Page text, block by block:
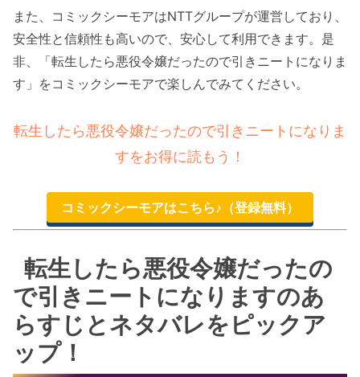
また、コミックシーモアはNTTグループが運営しており、
安全性と信頼性も高いので、安心して利用できます。是
非、「転生したら悪役令嬢だったので引きニートになりま
す」をコミックシーモアで楽しんでみてください。
転生したら悪役令嬢だったので引きニートになりま
すをお得に読もう！
コミックシーモアはこちら♪（登録無料）
転生したら悪役令嬢だったの
で引きニートになりますのあ
らすじとネタバレをピックア
ップ！